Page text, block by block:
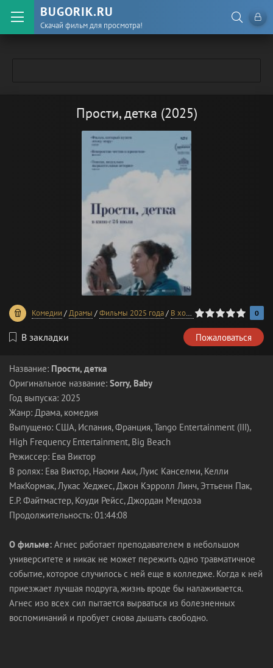
BUGORIK.RU
Скачай фильм для просмотра!
Прости, детка (2025)
Комедии /Драмы /Фильмы 2025 года/ В хорошем качестве
0 1 2 3 4 5 0
В закладки Пожаловаться
Название: Прости, детка
Оригинальное название: Sorry, Baby
Год выпуска: 2025
Жанр: Драма, комедия
Выпущено: США, Испания, Франция, Tango Entertainment (III),
High Frequency Entertainment, Big Beach
Режиссер: Ева Виктор
В ролях: Ева Виктор, Наоми Аки, Луис Канселми, Келли
МакКормак, Лукас Хеджес, Джон Кэрролл Линч, Эттьенн Пак,
Е.Р. Файтмастер, Коуди Рейсс, Джордан Мендоза
Продолжительность: 01:44:08
О фильме: Агнес работает преподавателем в небольшом
университете и никак не может пережить одно травматичное
событие, которое случилось с ней еще в колледже. Когда к ней
приезжает лучшая подруга, жизнь вроде бы налаживается.
Агнес изо всех сил пытается вырваться из болезненных
воспоминаний и пробует снова дышать свободно.